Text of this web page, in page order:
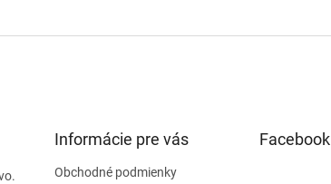
Informácie pre vás
Obchodné podmienky
Facebook